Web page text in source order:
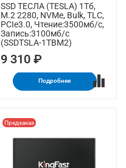
SSD ТЕСЛА (TESLA) 1Тб,
M.2 2280, NVMe, Bulk, TLC,
PCIe3.0, Чтение:3500мб/с,
Запись:3100мб/с
(SSDTSLA-1TBM2)
9 310 ₽
Подробнее
Предзаказ